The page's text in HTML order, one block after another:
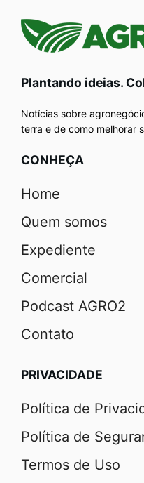
Plantando ideias.
Notícias sobre
terra e de como melhorar
CONHEÇA
Home
Quem somos
Expediente
Comercial
Podcast AGRO2
Contato
PRIVACIDADE
Política de
Política de
Termos de Uso